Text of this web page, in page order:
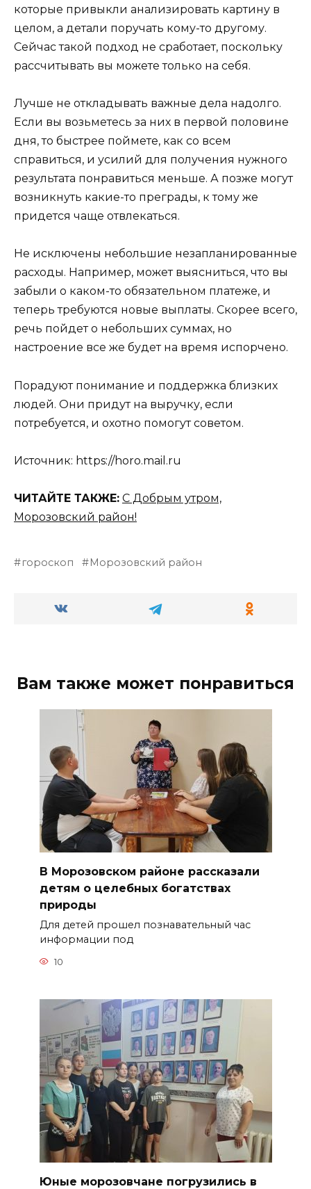
которые привыкли анализировать картину в
целом, а детали поручать кому-то другому.
Сейчас такой подход не сработает, поскольку
рассчитывать вы можете только на себя.
Лучше не откладывать важные дела надолго.
Если вы возьметесь за них в первой половине
дня, то быстрее поймете, как со всем
справиться, и усилий для получения нужного
результата понравиться меньше. А позже могут
возникнуть какие-то преграды, к тому же
придется чаще отвлекаться.
Не исключены небольшие незапланированные
расходы. Например, может выясниться, что вы
забыли о каком-то обязательном платеже, и
теперь требуются новые выплаты. Скорее всего,
речь пойдет о небольших суммах, но
настроение все же будет на время испорчено.
Порадуют понимание и поддержка близких
людей. Они придут на выручку, если
потребуется, и охотно помогут советом.
Источник: https://horo.mail.ru
ЧИТАЙТЕ ТАКЖЕ: С Добрым утром,
Морозовский район!
гороскоп Морозовский район
Вам также может понравиться
В Морозовском районе рассказали
детям о целебных богатствах
природы
Для детей прошел познавательный час
информации под
10
Юные морозовчане погрузились в